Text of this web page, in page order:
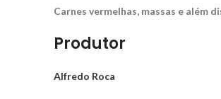
Carnes vermelhas, massas e além
Produtor
Alfredo Roca